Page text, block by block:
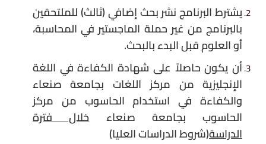
يشترط البرنامج نشر بحث إضافي(ثالث)للملتحقين
بالبرنامج من غير حملة الماجستير في المحاسبة،
أو العلوم قبل البدء بالبحث.
أن يكون حاصلاً على شهادة الكفاءة في اللغة
الإنجليزية من مركز اللغات بجامعة صنعاء
والكفاءة في استخدام الحاسوب من مركز
الحاسوب بجامعة صنعاءخلال فترة
الدراسة(شروط الدراسات العليا)